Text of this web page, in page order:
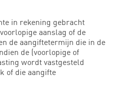
in rekening gebracht
aanslag of de
de aangiftetermijn die in de
de (voorlopige of
wordt vastgesteld
of die aangifte